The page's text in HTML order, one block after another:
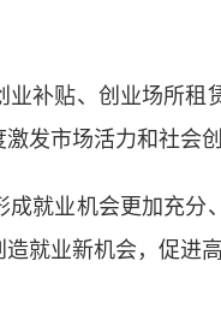
贴、创业场所租
发市场活力和社会
业机会更加充分
就业新机会，促进